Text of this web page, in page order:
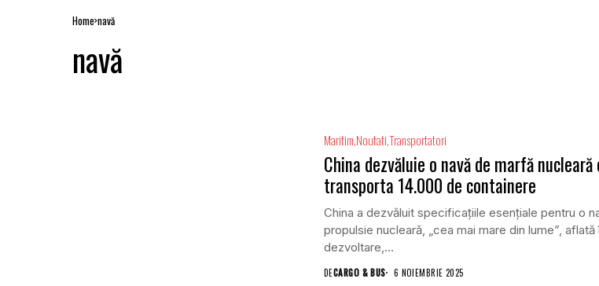
Home navă
navă
Maritim NoutatiTransportatori
China dezvăluie o navă de marfă
transporta 14.000 de containere
China a dezvăluit specificațiile esențiale pentru o
propulsie nucleară, „cea mai mare din lume”,
dezvoltare,...
DECARGO & BUS 6 NOIEMBRIE 2025